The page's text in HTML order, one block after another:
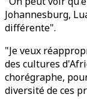
Johannesburg,
différente".
"Je veux
des cultures
chorégraphe,
diversité de ces